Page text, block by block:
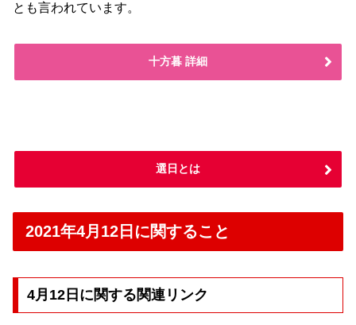
とも言われています。
十方暮 詳細
選日とは
2021年4月12日に関すること
4月12日に関する関連リンク